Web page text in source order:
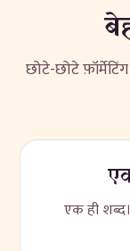
छोटे-छोटे
एक ही